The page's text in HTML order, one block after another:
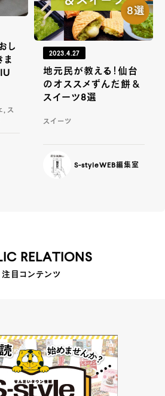
し
ま
, ス
2023.4.27
地元民が教える！仙台
のオススメずんだ餅＆
スイーツ8選
スイーツ
S-styleWEB編集室
RELATIONS
注目コンテンツ